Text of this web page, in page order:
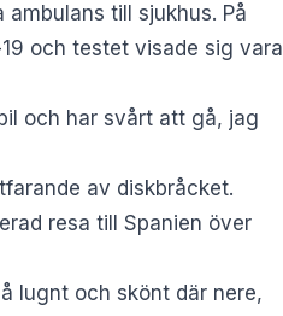
till sjukhus. På
och testet visade sig vara
och har svårt att gå, jag
av diskbråcket.
resa till Spanien över
lugnt och skönt där nere,